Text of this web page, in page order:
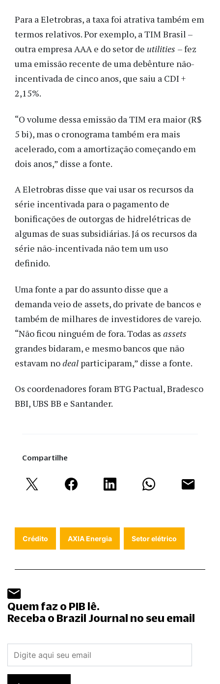
Para a Eletrobras, a taxa foi atrativa também em
termos relativos. Por exemplo, a TIM Brasil –
outra empresa AAA e do setor de utilities – fez
uma emissão recente de uma debênture não-
incentivada de cinco anos, que saiu a CDI +
2,15%.
“O volume dessa emissão da TIM era maior (R$
5 bi), mas o cronograma também era mais
acelerado, com a amortização começando em
dois anos,” disse a fonte.
A Eletrobras disse que vai usar os recursos da
série incentivada para o pagamento de
bonificações de outorgas de hidrelétricas de
algumas de suas subsidiárias. Já os recursos da
série não-incentivada não tem um uso
definido.
Uma fonte a par do assunto disse que a
demanda veio de assets, do private de bancos e
também de milhares de investidores de varejo.
“Não ficou ninguém de fora. Todas as assets
grandes bidaram, e mesmo bancos que não
estavam nodeal participaram,” disse a fonte.
Os coordenadores foram BTG Pactual, Bradesco
BBI, UBS BB e Santander.
Compartilhe
Crédito AXIA Energia Setor elétrico
Quem faz o PIB lê.
Receba o Brazil Journal no seu email